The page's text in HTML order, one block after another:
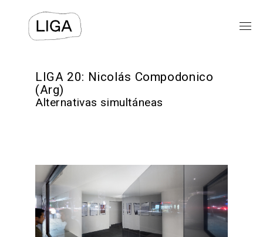
EXPOSICIONES
PROGRAMAS PÚBLICOS
ACERCA DE
LIGA 20: Nicolás Compodonico
(Arg)
Alternativas simultáneas